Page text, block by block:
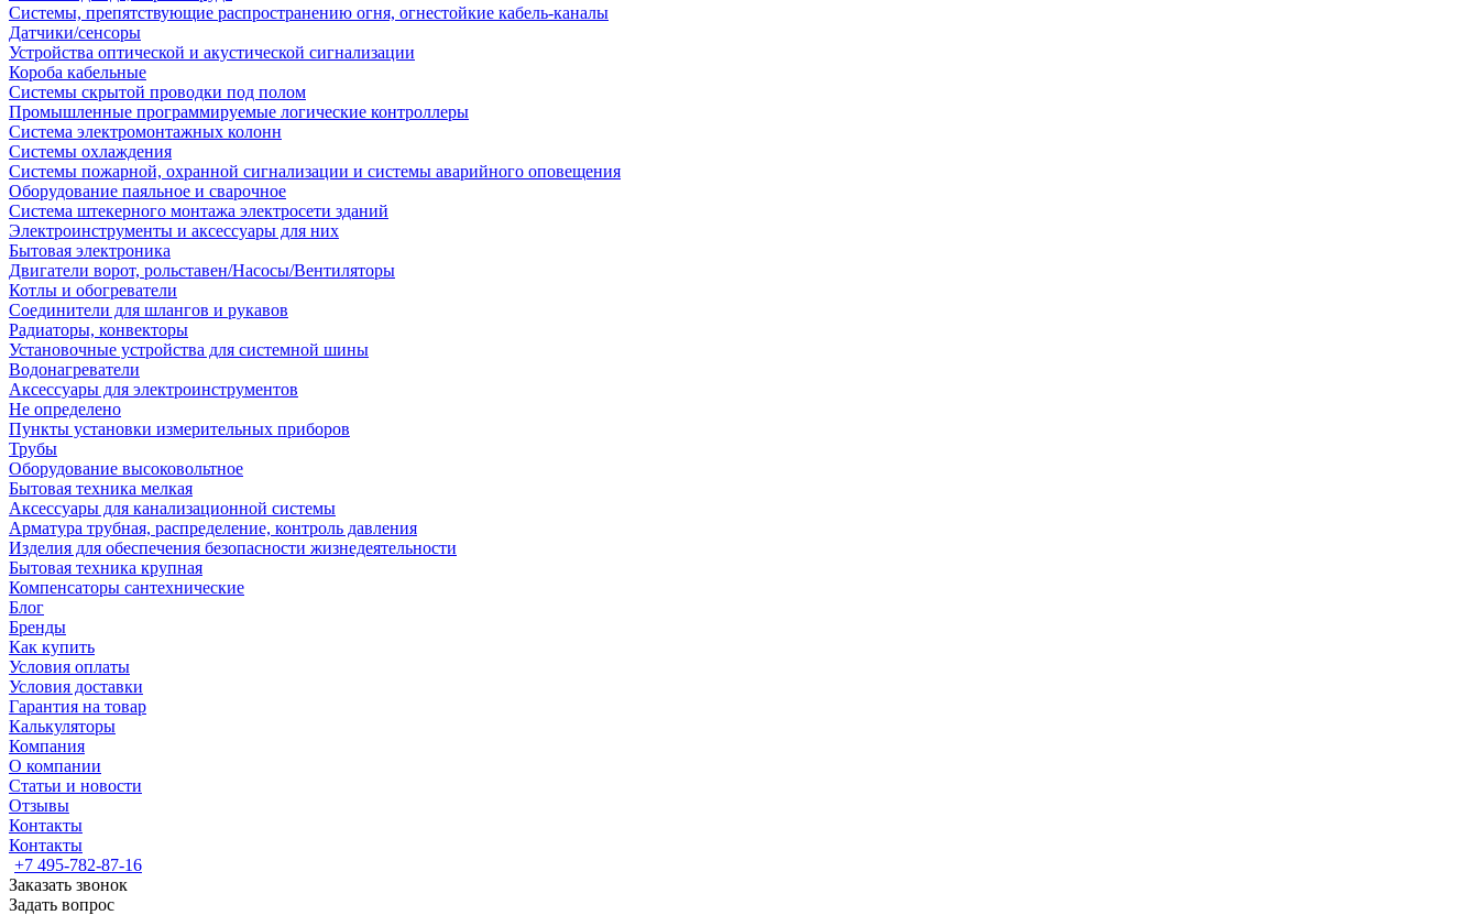
Системы, препятствующие распространению огня, огнестойкие кабель-каналы
Датчики/сенсоры
Устройства оптической и акустической сигнализации
Короба кабельные
Системы скрытой проводки под полом
Промышленные программируемые логические контроллеры
Система электромонтажных колонн
Системы охлаждения
Системы пожарной, охранной сигнализации и системы аварийного оповещения
Оборудование паяльное и сварочное
Система штекерного монтажа электросети зданий
Электроинструменты и аксессуары для них
Бытовая электроника
Двигатели ворот, рольставен/Насосы/Вентиляторы
Котлы и обогреватели
Соединители для шлангов и рукавов
Радиаторы, конвекторы
Установочные устройства для системной шины
Водонагреватели
Аксессуары для электроинструментов
Не определено
Пункты установки измерительных приборов
Трубы
Оборудование высоковольтное
Бытовая техника мелкая
Аксессуары для канализационной системы
Арматура трубная, распределение, контроль давления
Изделия для обеспечения безопасности жизнедеятельности
Бытовая техника крупная
Компенсаторы сантехнические
Блог
Бренды
Как купить
Условия оплаты
Условия доставки
Гарантия на товар
Калькуляторы
Компания
О компании
Статьи и новости
Отзывы
Контакты
Контакты
+7 495-782-87-16
Заказать звонок
Задать вопрос